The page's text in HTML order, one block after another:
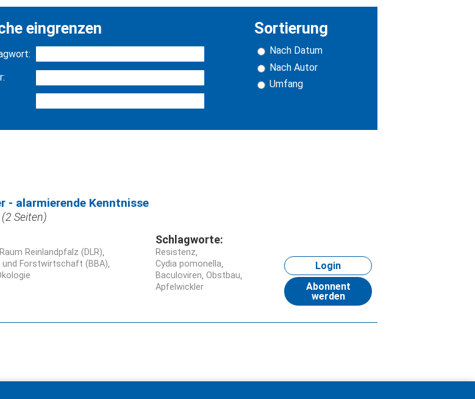
eingrenzen Sortierung
Nach Datum
Nach Autor
Umfang
- alarmierende Kenntnisse
Seiten)
Reinlandpfalz (DLR)
Forstwirtschaft (BBA)
Schlagworte:
Resistenz
Cydia pomonella
Baculoviren Obstbau
Apfelwickler
Login
Abonnent
werden